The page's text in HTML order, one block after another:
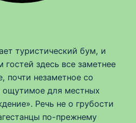
туристический бум, и
здесь все заметнее
почти незаметное со
ощутимое для местных
Речь не о грубости
по-прежнему